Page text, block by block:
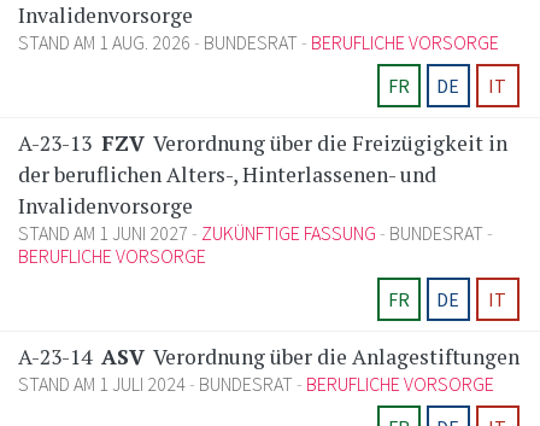
Invalidenvorsorge
STAND AM 1 AUG. 2026 BUNDESRAT BERUFLICHE VORSORGE
FR
DE IT
A-23-13 FZV Verordnung über die Freizügigkeit in
der beruflichen Alters-, Hinterlassenen- und
Invalidenvorsorge
STAND AM 1 JUNI 2027 ZUKÜNFTIGE FASSUNG
BUNDESRAT
BERUFLICHE VORSORGE
FR
DE IT
A-23-14 ASV Verordnung über die Anlagestiftungen
STAND AM 1 JULI 2024 BUNDESRAT BERUFLICHE VORSORGE